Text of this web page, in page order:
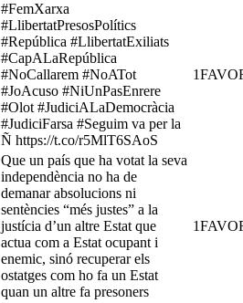
#FemXarxa
#LlibertatPresosPolítics
#República #LlibertatExiliats
#CapALaRepública
#NoCallarem #NoATot
#JoAcuso #NiUnPasEnrere
#Olot #JudiciALaDemocràcia
#JudiciFarsa #Seguim va per la
Ñ https://t.co/r5MlT6SAoS
1
Que un país que ha votat la seva
independència no ha de
demanar absolucions ni
sentències “més justes” a la
justícia d’un altre Estat que
actua com a Estat ocupant i
enemic, sinó recuperar els
ostatges com ho fa un Estat
quan un altre fa presoners
1